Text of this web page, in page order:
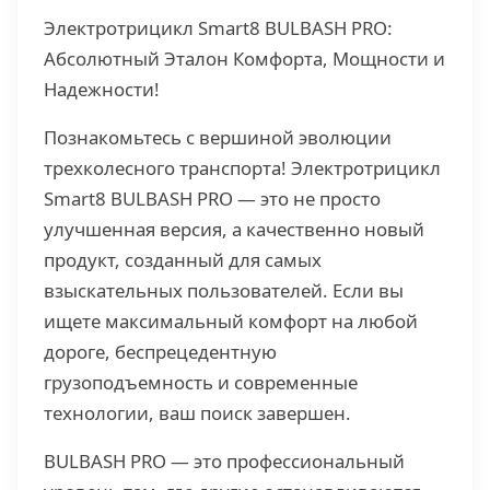
Электротрицикл Smart8 BULBASH PRO:
Абсолютный Эталон Комфорта, Мощности и
Надежности!
Познакомьтесь с вершиной эволюции
трехколесного транспорта! Электротрицикл
Smart8 BULBASH PRO — это не просто
улучшенная версия, а качественно новый
продукт, созданный для самых
взыскательных пользователей. Если вы
ищете максимальный комфорт на любой
дороге, беспрецедентную
грузоподъемность и современные
технологии, ваш поиск завершен.
BULBASH PRO — это профессиональный